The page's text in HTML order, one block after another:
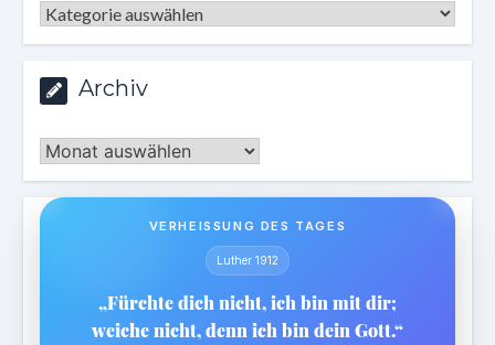
Kategorien
Archiv
Archiv
VERHEISSUNG DES TAGES
Luther 1912
„Fürchte dich nicht, ich bin mit dir;
weiche nicht, denn ich bin dein Gott.“